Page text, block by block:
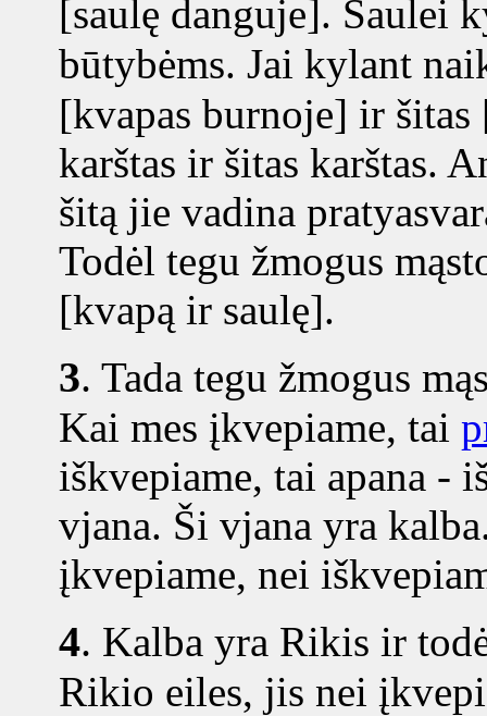
[saulę danguje]. Saulei
būtybėms. Jai kylant
[kvapas burnoje] ir šitas
karštas ir šitas karštas.
šitą jie vadina
Todėl tegu žmogus
[kvapą ir saulę].
3. Tada tegu žmogus
Kai mes įkvepiame, tai
iškvepiame, tai apana -
vjana. Ši vjana yra
įkvepiame, nei
4. Kalba yra Rikis ir
Rikio eiles, jis nei